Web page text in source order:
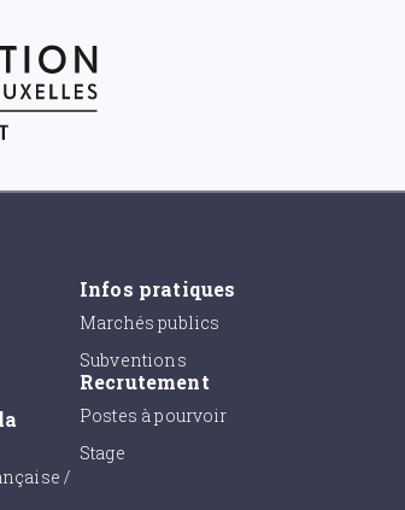
/
Infos pratiques
Marchés publics
Subventions
Recrutement
Postes à pourvoir
Stage